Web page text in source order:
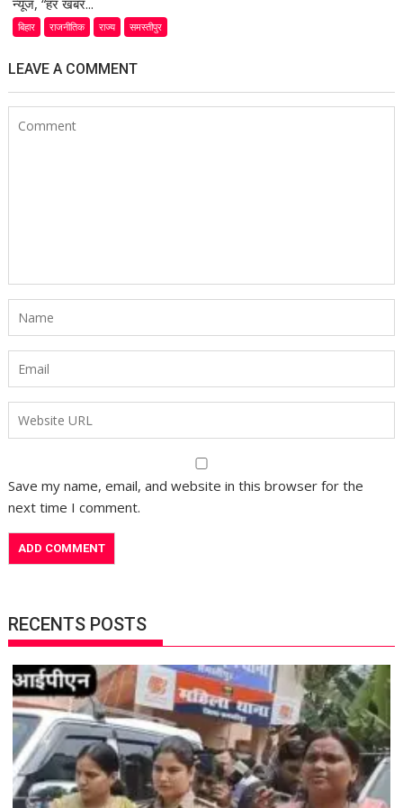
न्यूज, “हर खबर...
बिहार राजनीतिक राज्य समस्तीपुर
LEAVE A COMMENT
Save my name, email, and website in this browser for the
next time I comment.
RECENTS POSTS